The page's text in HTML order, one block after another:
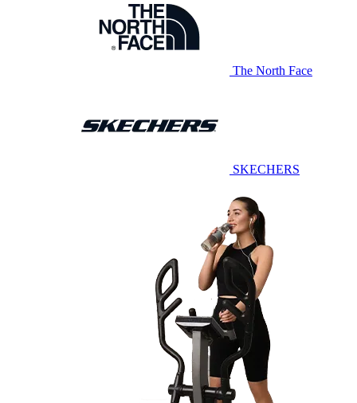
The North Face
SKECHERS